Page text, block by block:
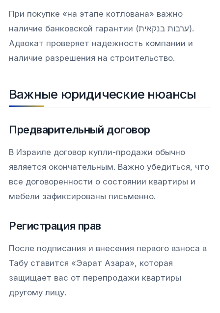
При покупке «на этапе котлована» важно
наличие банковской гарантии (ערבות בנקאית).
Адвокат проверяет надежность компании и
наличие разрешения на строительство.
Важные юридические нюансы
Предварительный договор
В Израиле договор купли-продажи обычно
является окончательным. Важно убедиться, что
все договоренности о состоянии квартиры и
мебели зафиксированы письменно.
Регистрация прав
После подписания и внесения первого взноса в
Табу ставится «Эарат Азара», которая
защищает вас от перепродажи квартиры
другому лицу.